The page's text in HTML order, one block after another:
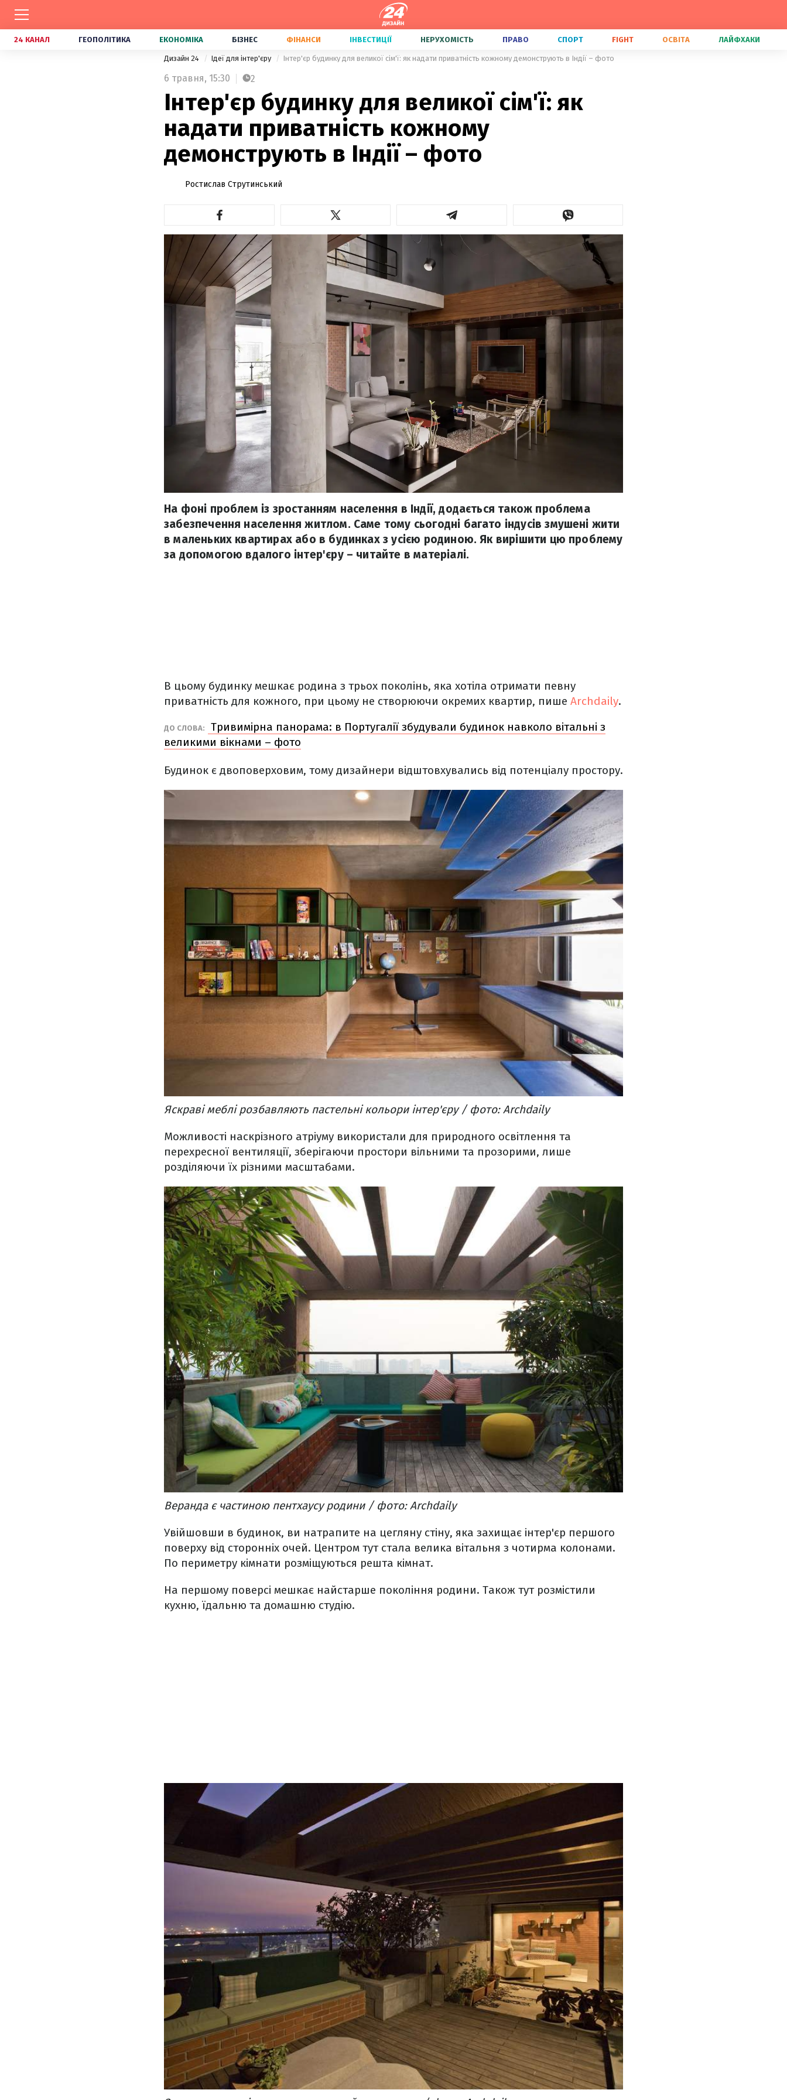
24 КАНАЛ ГЕОПОЛІТИКА ЕКОНОМІКА БІЗНЕС ФІНАНСИ ІНВЕСТИЦІЇ НЕРУХОМІСТЬ ПРАВО СПОРТ FIGHT ОСВІТА ЛАЙФХАКИ
Дизайн 24 Ідеї для інтер'єру Інтер'єр будинку для великої сім'ї: як надати приватність кожному демонструють в Індії – фото
6 травня, 15:30 2
Інтер'єр будинку для великої сім'ї: як
надати приватність кожному
демонструють в Індії – фото
Ростислав Струтинський
На фоні проблем із зростанням населення в Індії, додається також проблема
забезпечення населення житлом. Саме тому сьогодні багато індусів змушені жити
в маленьких квартирах або в будинках з усією родиною. Як вирішити цю проблему
за допомогою вдалого інтер'єру – читайте в матеріалі.
В цьому будинку мешкає родина з трьох поколінь, яка хотіла отримати певну
приватність для кожного, при цьому не створюючи окремих квартир, пише Archdaily.
ДО СЛОВА:
Тривимірна панорама: в Португалії збудували будинок навколо вітальні з
великими вікнами – фото
Будинок є двоповерховим, тому дизайнери відштовхувались від потенціалу простору.
Яскраві меблі розбавляють пастельні кольори інтер'єру / фото: Archdaily
Можливості наскрізного атріуму використали для природного освітлення та
перехресної вентиляції, зберігаючи простори вільними та прозорими, лише
розділяючи їх різними масштабами.
Веранда є частиною пентхаусу родини / фото: Archdaily
Увійшовши в будинок, ви натрапите на цегляну стіну, яка захищає інтер'єр першого
поверху від сторонніх очей. Центром тут стала велика вітальня з чотирма колонами.
По периметру кімнати розміщуються решта кімнат.
На першому поверсі мешкає найстарше покоління родини. Також тут розмістили
кухню, їдальню та домашню студію.